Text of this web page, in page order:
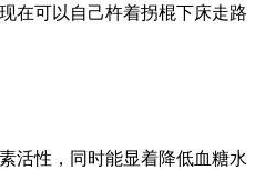
在可以自己杵着拐棍下床走路
活性，同时能显着降低血糖水